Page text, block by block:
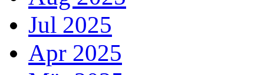
Jul 2025
Apr 2025